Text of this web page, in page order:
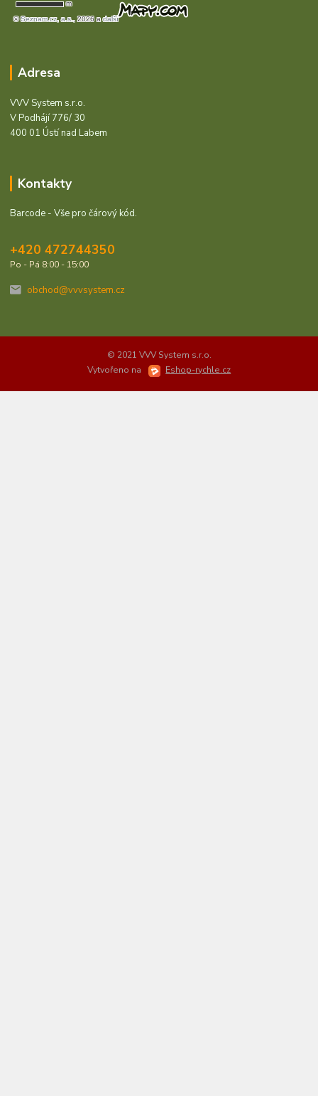
Adresa
VVV System s.r.o.
V Podhájí 776/ 30
400 01 Ústí nad Labem
Kontakty
Barcode - Vše pro čárový kód.
+420 472744350
Po - Pá 8:00 - 15:00
obchod@vvvsystem.cz
© 2021 VVV System s.r.o.
Vytvořeno na
Eshop-rychle.cz